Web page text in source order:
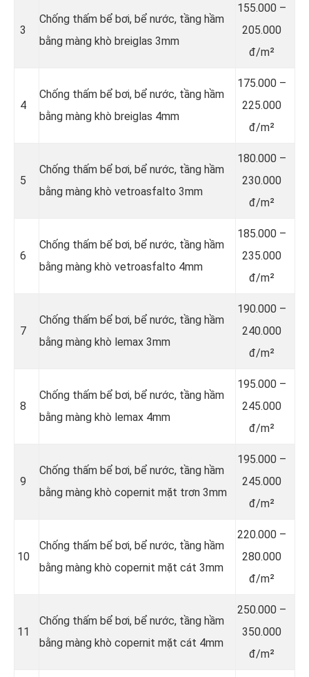
3
Chống thấm bể bơi, bể nước, tầng hầm
bằng màng khò breiglas 3mm
155.000 –
205.000
đ/m²
4
Chống thấm bể bơi, bể nước, tầng hầm
bằng màng khò breiglas 4mm
175.000 –
225.000
đ/m²
5
Chống thấm bể bơi, bể nước, tầng hầm
bằng màng khò vetroasfalto 3mm
180.000 –
230.000
đ/m²
6
Chống thấm bể bơi, bể nước, tầng hầm
bằng màng khò vetroasfalto 4mm
185.000 –
235.000
đ/m²
7
Chống thấm bể bơi, bể nước, tầng hầm
bằng màng khò lemax 3mm
190.000 –
240.000
đ/m²
8
Chống thấm bể bơi, bể nước, tầng hầm
bằng màng khò lemax 4mm
195.000 –
245.000
đ/m²
9
Chống thấm bể bơi, bể nước, tầng hầm
bằng màng khò copernit mặt trơn 3mm
195.000 –
245.000
đ/m²
10
Chống thấm bể bơi, bể nước, tầng hầm
bằng màng khò copernit mặt cát 3mm
220.000 –
280.000
đ/m²
11
Chống thấm bể bơi, bể nước, tầng hầm
bằng màng khò copernit mặt cát 4mm
250.000 –
350.000
đ/m²